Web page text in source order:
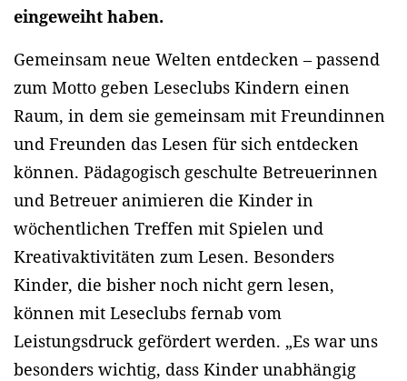
eingeweiht haben.
Gemeinsam neue Welten entdecken – passend
zum Motto geben Leseclubs Kindern einen
Raum, in dem sie gemeinsam mit Freundinnen
und Freunden das Lesen für sich entdecken
können. Pädagogisch geschulte Betreuerinnen
und Betreuer animieren die Kinder in
wöchentlichen Treffen mit Spielen und
Kreativaktivitäten zum Lesen. Besonders
Kinder, die bisher noch nicht gern lesen,
können mit Leseclubs fernab vom
Leistungsdruck gefördert werden. „Es war uns
besonders wichtig, dass Kinder unabhängig